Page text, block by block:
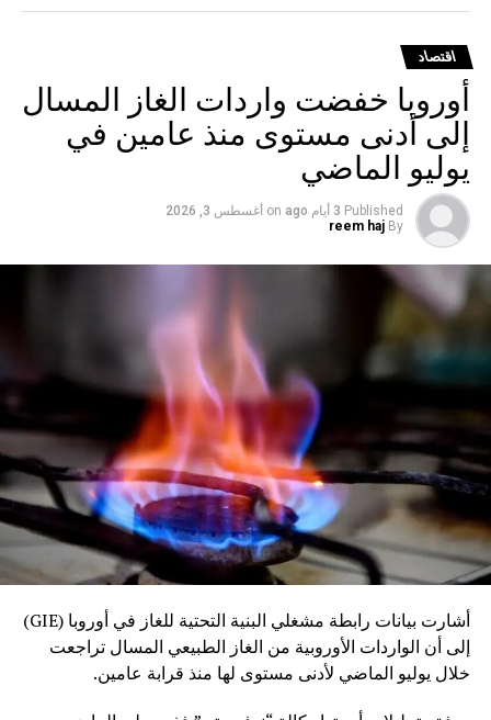
المغادرين من مطارات موسكو الثلاثة (شيريميتيفو ودوموديدوفو
وفنوكوفو) ومطار فلاديفوستوك (كنيفيتشي) بشرط حصولهم
على تصريح مسبق من هيئة الرقابة الروسية على المعادن
الثمينة.
اقتصاد
أوروبا خفضت واردات الغاز المسال
إلى أدنى مستوى منذ عامين في
يوليو الماضي
Published 3 أيام ago on أغسطس 3, 2026
By
reem haj
أشارت بيانات رابطة مشغلي البنية التحتية للغاز في أوروبا (GIE)
إلى أن الواردات الأوروبية من الغاز الطبيعي المسال تراجعت
خلال يوليو الماضي لأدنى مستوى لها منذ قرابة عامين.